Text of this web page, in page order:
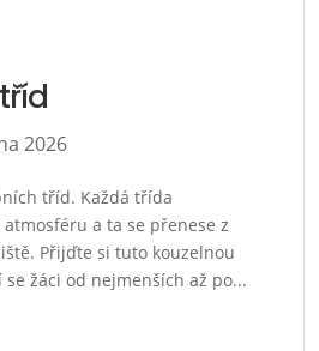
2026
tříd. Každá třída
a ta se přenese z
Přijďte si tuto kouzelnou
žáci od nejmenších až po...